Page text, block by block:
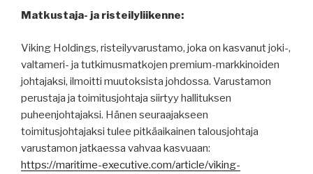
Matkustaja- ja risteilyliikenne:
Viking Holdings, risteilyvarustamo, joka on kasvanut joki-,
valtameri- ja tutkimusmatkojen premium-markkinoiden
johtajaksi, ilmoitti muutoksista johdossa. Varustamon
perustaja ja toimitusjohtaja siirtyy hallituksen
puheenjohtajaksi. Hänen seuraajakseen
toimitusjohtajaksi tulee pitkäaikainen talousjohtaja
varustamon jatkaessa vahvaa kasvuaan:
https://maritime-executive.com/article/viking-